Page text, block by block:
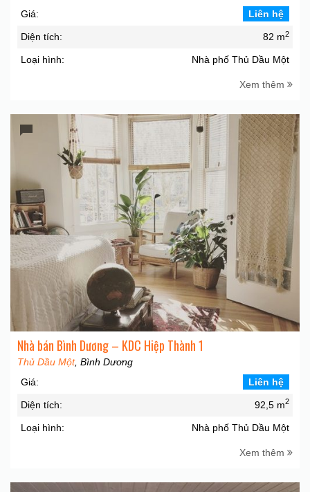
Giá:
Liên hệ
Diện tích: 82 m2
Loại hình: Nhà phố Thủ Dầu Một
Xem thêm
Nhà bán Bình Dương – KDC Hiệp Thành 1
Thủ Dầu Một, Bình Dương
Giá:
Liên hệ
Diện tích: 92,5 m2
Loại hình: Nhà phố Thủ Dầu Một
Xem thêm